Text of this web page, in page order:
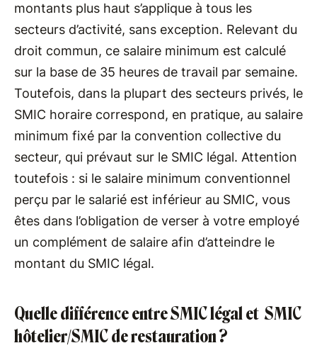
montants plus haut s’applique à tous les
secteurs d’activité, sans exception. Relevant du
droit commun, ce salaire minimum est calculé
sur la base de 35 heures de travail par semaine.
Toutefois, dans la plupart des secteurs privés, le
SMIC horaire correspond, en pratique, au salaire
minimum fixé par la convention collective du
secteur, qui prévaut sur le SMIC légal. Attention
toutefois : si le salaire minimum conventionnel
perçu par le salarié est inférieur au SMIC, vous
êtes dans l’obligation de verser à votre employé
un complément de salaire afin d’atteindre le
montant du SMIC légal.
Quelle différence entre SMIC légal et SMIC
hôtelier/SMIC de restauration ?